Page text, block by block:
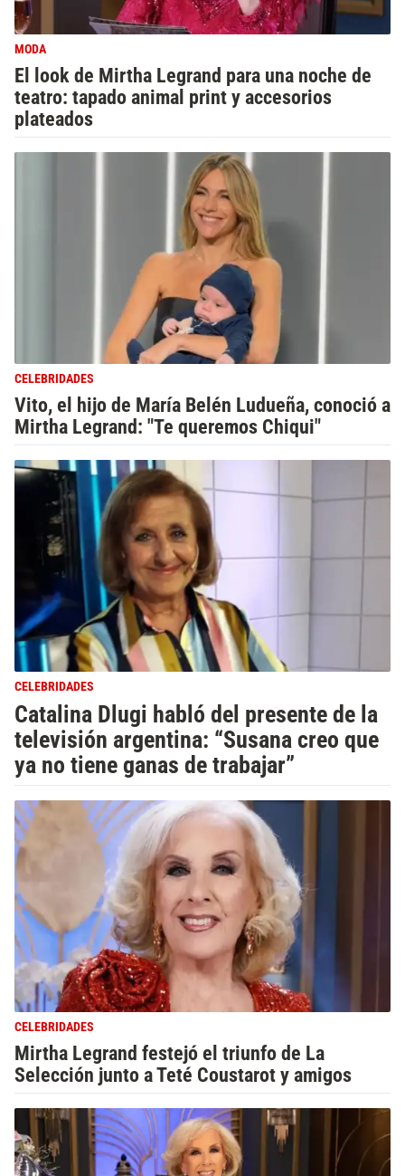
MODA
El look de Mirtha Legrand para una noche de
teatro: tapado animal print y accesorios
plateados
CELEBRIDADES
Vito, el hijo de María Belén Ludueña, conoció a
Mirtha Legrand: "Te queremos Chiqui"
CELEBRIDADES
Catalina Dlugi habló del presente de la
televisión argentina: “Susana creo que
ya no tiene ganas de trabajar”
CELEBRIDADES
Mirtha Legrand festejó el triunfo de La
Selección junto a Teté Coustarot y amigos